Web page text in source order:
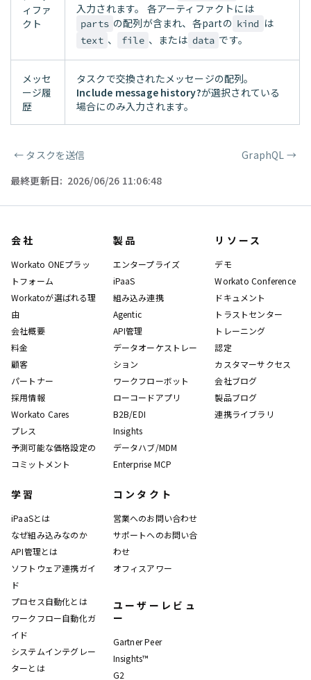
ィファ
クト
入力されます。 各アーティファクトには
parts の配列が含まれ、各partの kind は
text 、 file 、または data です。
メッセ
ージ履
歴
タスクで交換されたメッセージの配列。
Include message history?が選択されている
場合にのみ入力されます。
ページャー
← タスクを送信 GraphQL →
最終更新日: 2026/06/26 11:06:48
会社
Workato ONEプラッ
トフォーム
Workatoが選ばれる理
由
会社概要
料金
顧客
パートナー
採用情報
Workato Cares
プレス
予測可能な価格設定の
コミットメント
製品
エンタープライズ
iPaaS
組み込み連携
Agentic
API管理
データオーケストレー
ション
ワークフローボット
ローコードアプリ
B2B/EDI
Insights
データハブ/MDM
Enterprise MCP
リソース
デモ
Workato Conference
ドキュメント
トラストセンター
トレーニング
認定
カスタマーサクセス
会社ブログ
製品ブログ
連携ライブラリ
学習
iPaaSとは
なぜ組み込みなのか
API管理とは
ソフトウェア連携ガイ
ド
プロセス自動化とは
ワークフロー自動化ガ
イド
システムインテグレー
ターとは
コンタクト
営業へのお問い合わせ
サポートへのお問い合
わせ
オフィスアワー
ユーザーレビュ
ー
Gartner Peer
Insights™
G2